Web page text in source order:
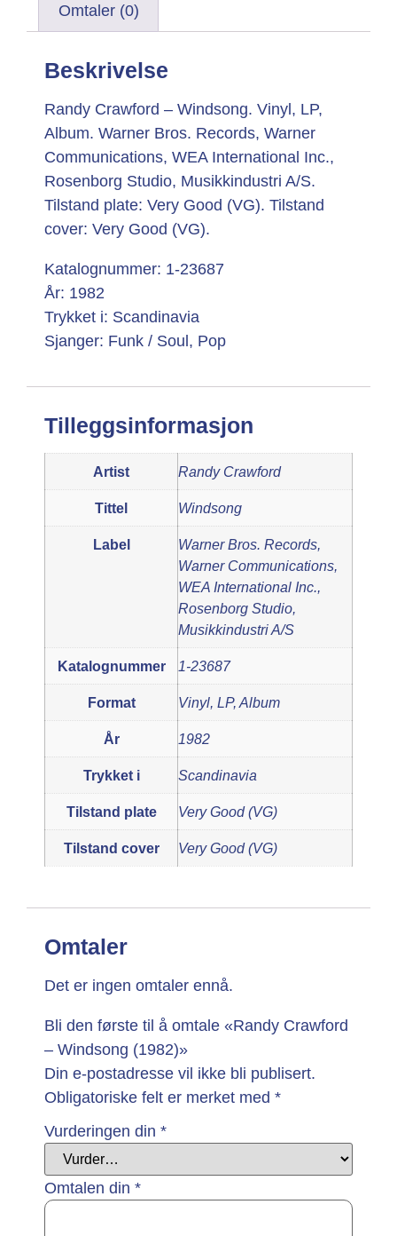
Omtaler (0)
Beskrivelse
Randy Crawford – Windsong. Vinyl, LP,
Album. Warner Bros. Records, Warner
Communications, WEA International Inc.,
Rosenborg Studio, Musikkindustri A/S.
Tilstand plate: Very Good (VG). Tilstand
cover: Very Good (VG).
Katalognummer: 1-23687
År: 1982
Trykket i: Scandinavia
Sjanger: Funk / Soul, Pop
Tilleggsinformasjon
Artist Randy Crawford
Tittel Windsong
Label
Warner Bros. Records,
Warner Communications,
WEA International Inc.,
Rosenborg Studio,
Musikkindustri A/S
Katalognummer 1-23687
Format Vinyl, LP, Album
År 1982
Trykket i Scandinavia
Tilstand plate Very Good (VG)
Tilstand cover Very Good (VG)
Omtaler
Det er ingen omtaler ennå.
Bli den første til å omtale «Randy Crawford
– Windsong (1982)»
Din e-postadresse vil ikke bli publisert.
Obligatoriske felt er merket med *
Vurderingen din *
Omtalen din *